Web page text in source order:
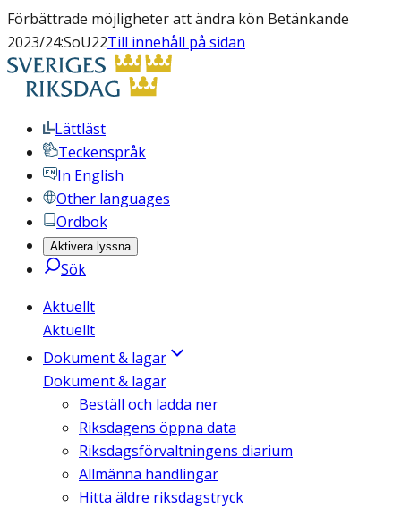
Förbättrade möjligheter att ändra kön Betänkande
2023/24:SoU22Till innehåll på sidan
Lättläst
Teckenspråk
In English
Other languages
Ordbok
Aktivera lyssna
Sök
Aktuellt
Aktuellt
Dokument & lagar
Dokument & lagar
Beställ och ladda ner
Riksdagens öppna data
Riksdagsförvaltningens diarium
Allmänna handlingar
Hitta äldre riksdagstryck